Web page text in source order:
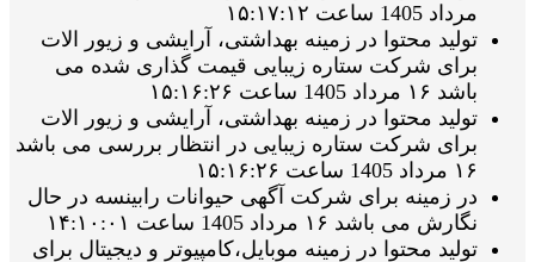
مرداد 1405 ساعت ۱۵:۱۷:۱۲
تولید محتوا در زمینه بهداشتی، آرایشی و زیور الات
برای شرکت ستاره زیبایی قیمت گذاری شده می
باشد ۱۶ مرداد 1405 ساعت ۱۵:۱۶:۲۶
تولید محتوا در زمینه بهداشتی، آرایشی و زیور الات
برای شرکت ستاره زیبایی در انتظار بررسی می باشد
۱۶ مرداد 1405 ساعت ۱۵:۱۶:۲۶
در زمینه برای شرکت آگهی حیوانات رابینسه در حال
نگارش می باشد ۱۶ مرداد 1405 ساعت ۱۴:۱۰:۰۱
تولید محتوا در زمینه موبایل،کامپیوتر و دیجیتال برای